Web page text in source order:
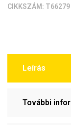
CIKKSZÁM: T66279
Leírás
További